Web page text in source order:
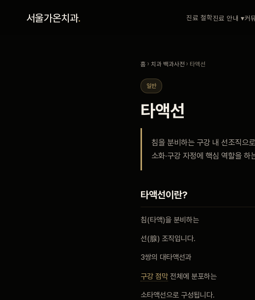
서울가온치과. 진료 철학진료 안내 ▾커
비포 애프터
홈 › 치과 백과사전 › 타액선
일반
타액선
침을 분비하는 구강 내 선조직으
소화·구강 자정에 핵심 역할을 하
타액선이란?
침(타액)을 분비하는
선(腺) 조직입니다.
3쌍의 대타액선과
구강 점막 전체에 분포하는
소타액선으로 구성됩니다.